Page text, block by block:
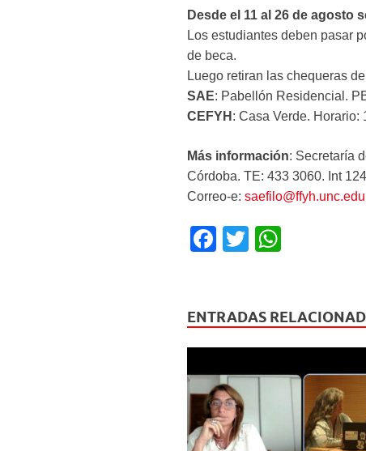
Desde el 11 al 26 de agosto
Los estudiantes deben pasar
de beca.
Luego retiran las chequeras
SAE: Pabellón Residencial.
CEFYH : Casa Verde. Horario:
Más información: Secretaría
Córdoba. TE: 433 3060. Int 124
Correo-e:
F
e
b
o
o
k
T
er s
A
p
p
ENTRADAS